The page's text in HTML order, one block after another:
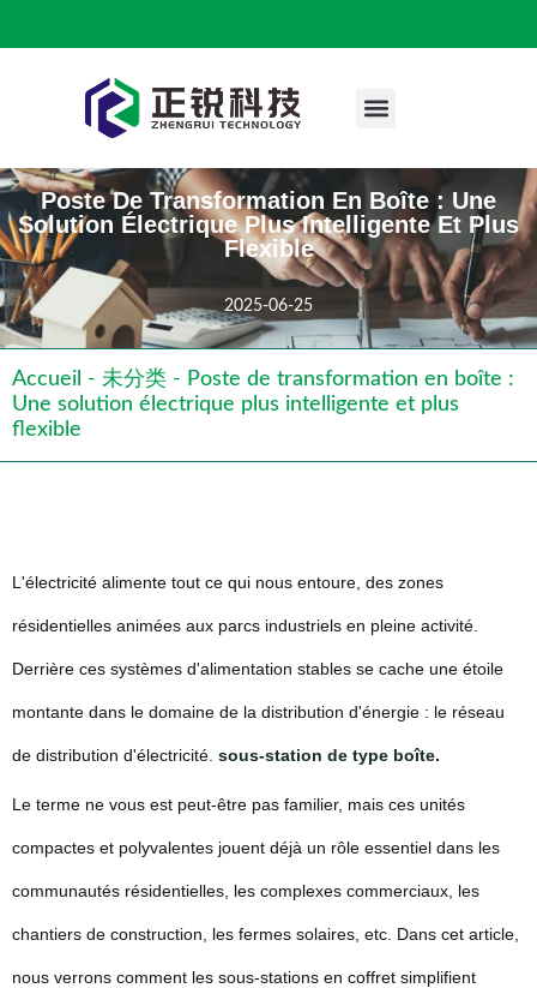
Poste De Transformation En Boîte : Une
Solution Électrique Plus Intelligente Et Plus
Flexible
2025-06-25
Accueil - 未分类 - Poste de transformation en boîte :
Une solution électrique plus intelligente et plus
flexible
L'électricité alimente tout ce qui nous entoure, des zones
résidentielles animées aux parcs industriels en pleine activité.
Derrière ces systèmes d'alimentation stables se cache une étoile
montante dans le domaine de la distribution d'énergie : le réseau
de distribution d'électricité. sous-station de type boîte.
Le terme ne vous est peut-être pas familier, mais ces unités
compactes et polyvalentes jouent déjà un rôle essentiel dans les
communautés résidentielles, les complexes commerciaux, les
chantiers de construction, les fermes solaires, etc. Dans cet article,
nous verrons comment les sous-stations en coffret simplifient